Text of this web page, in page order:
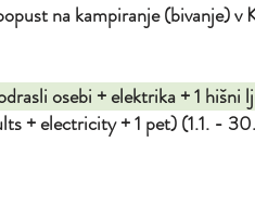
na kampiranje (bivanje) v
osebi + elektrika + 1 hišni
+ electricity + 1 pet) (1.1. -